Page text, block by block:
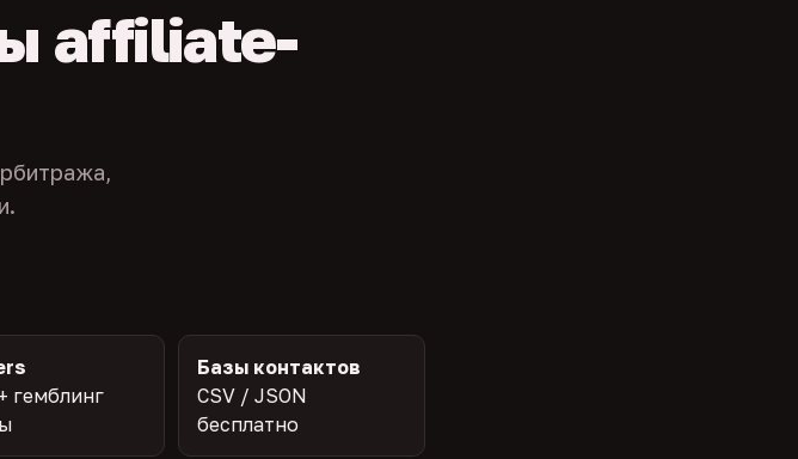
affiliate-
гемблинг
Базы контактов
CSV / JSON
бесплатно